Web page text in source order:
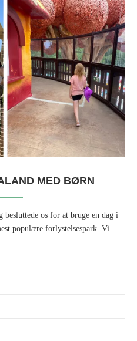
MED BØRN
besluttede os for at bruge en dag i
populære forlystelsespark. Vi …